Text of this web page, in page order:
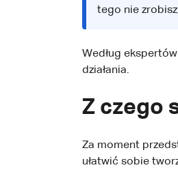
tego nie
Według
działania.
Z czego
Za moment
ułatwić sobie